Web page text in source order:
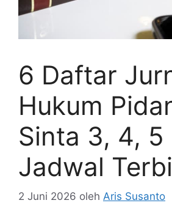
6 Daftar
Hukum
Sinta 3, 4, 5
Jadwal
2 Juni 2026 oleh Aris Susanto